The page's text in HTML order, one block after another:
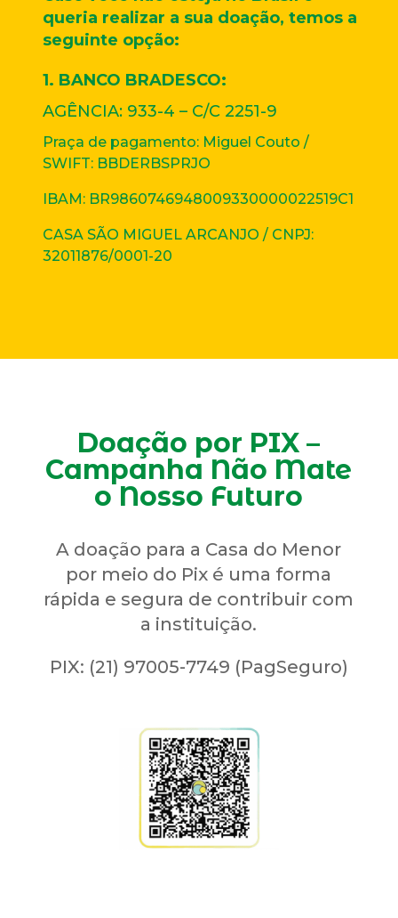
queria realizar a sua doação, temos a
seguinte opção:
1. BANCO BRADESCO:
AGÊNCIA: 933-4 – C/C 2251-9
Praça de pagamento: Miguel Couto /
SWIFT: BBDERBSPRJO
IBAM: BR9860746948009330000022519C1
CASA SÃO MIGUEL ARCANJO / CNPJ:
32011876/0001-20
Doação por PIX –
Campanha Não Mate
o Nosso Futuro
A doação para a Casa do Menor
por meio do Pix é uma forma
rápida e segura de contribuir com
a instituição.
PIX: (21) 97005-7749 (PagSeguro)